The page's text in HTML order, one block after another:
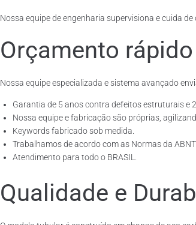
Nossa equipe de engenharia supervisiona e cuida
Orçamento
Nossa equipe especializada e sistema avançado
Garantia de 5 anos contra defeitos estruturais e
Nossa equipe e fabricação são próprias,
Keywords fabricado sob medida.
Trabalhamos de acordo com as Normas da ABNT
Atendimento para todo o BRASIL.
Qualidade e